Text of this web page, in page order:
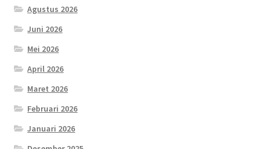
Agustus 2026
Juni 2026
Mei 2026
April 2026
Maret 2026
Februari 2026
Januari 2026